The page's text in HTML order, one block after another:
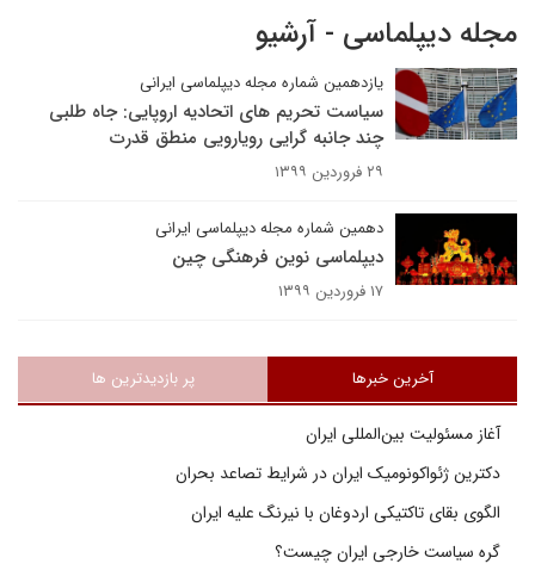
مجله دیپلماسی - آرشیو
یازدهمین شماره مجله دیپلماسی ایرانی
سیاست تحریم های اتحادیه اروپایی: جاه طلبی
چند جانبه گرایی رویارویی منطق قدرت
۲۹ فروردین ۱۳۹۹
دهمین شماره مجله دیپلماسی ایرانی
دیپلماسی نوین فرهنگی چین
۱۷ فروردین ۱۳۹۹
آخرین خبرها پر بازدیدترین ها
آغاز مسئولیت بین‌المللی ایران
دکترین ژئواکونومیک ایران در شرایط تصاعد بحران
الگوی بقای تاکتیکی اردوغان با نیرنگ علیه ایران
گره سیاست خارجی ایران چیست؟